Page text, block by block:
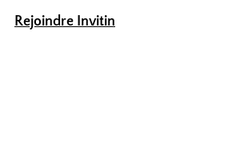
Rejoindre Invitin